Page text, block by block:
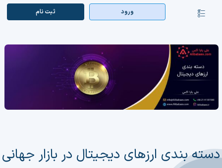
کنترلر
بازار ارزها
قیمت تتر
بازار معاملاتی
ورود ثبت‌ نام
دسته بندی ارزهای دیجیتال در بازار جهانی